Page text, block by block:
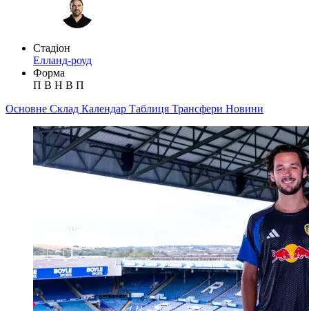
Стадіон
Елланд-роуд
Форма
П В Н В П
Основне Склад Календар Таблиця Трансфери Новини